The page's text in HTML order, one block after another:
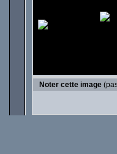
Noter cette image